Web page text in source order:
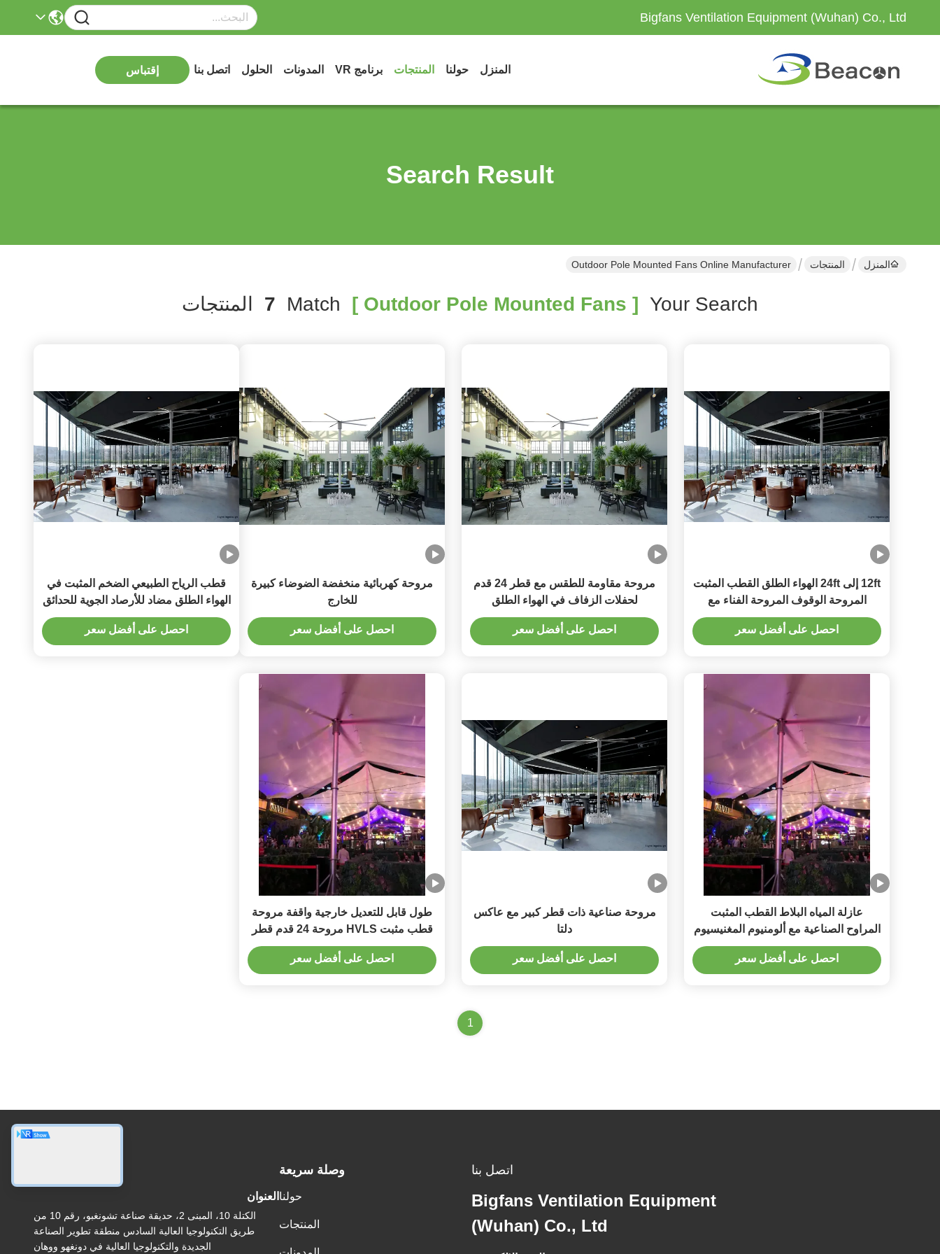
Bigfans Ventilation Equipment (Wuhan) Co., Ltd
المنزل حولنا المنتجات برنامج VR المدونات الحلول اتصل بنا إقتباس
Search Result
المنزل المنتجات Outdoor Pole Mounted Fans Online Manufacturer
Your Search
[ Outdoor Pole Mounted Fans ]
7 المنتجات
12ft إلى 24ft الهواء الطلق القطب المثبت
المروحة الوقوف المروحة الفناء مع
محرك خياطة
احصل على أفضل سعر
مروحة مقاومة للطقس مع قطر 24 قدم
لحفلات الزفاف في الهواء الطلق
احصل على أفضل سعر
مروحة كهربائية منخفضة الضوضاء كبيرة
للخارج
احصل على أفضل سعر
قطب الرياح الطبيعي الضخم المثبت في
الهواء الطلق مضاد للأرصاد الجوية للحدائق
5 شفرات
احصل على أفضل سعر
عازلة المياه البلاط القطب المثبت
المراوح الصناعية مع ألومنيوم المغنيسيوم
شفرات
احصل على أفضل سعر
مروحة صناعية ذات قطر كبير مع عاكس
دلتا
احصل على أفضل سعر
طول قابل للتعديل خارجية واقفة مروحة
قطب مثبت HVLS مروحة 24 قدم قطر
احصل على أفضل سعر
1
اتصل بنا
Bigfans Ventilation Equipment
(Wuhan) Co., Ltd
وصلة سريعة
حولنا
المنتجات
العنوان
الكتلة 10، المبنى 2، حديقة صناعة تشونغبو، رقم 10 من
طريق التكنولوجيا العالية السادس منطقة تطوير الصناعة
الجديدة والتكنولوجيا العالية في دونغهو ووهان